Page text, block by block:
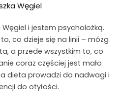
Węgiel
i jestem psycholożką.
co dzieje się na linii – mózg
a przede wszystkim to, co
coraz częściej jest mało
dieta prowadzi do nadwagi i
do otyłości.